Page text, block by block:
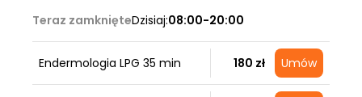
Teraz zamknięteDzisiaj:08:00-20:00
Endermologia LPG 35 min 180 zł Umów